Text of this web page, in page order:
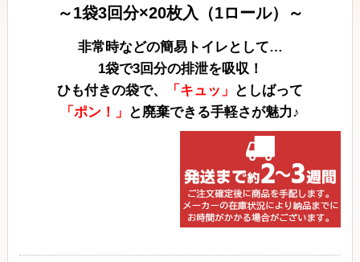
～1袋3回分×20枚入（1ロール）～
非常時などの簡易トイレとして…
1袋で3回分の排泄を吸収！
ひも付きの袋で、
「キュッ」
としばって
「ポン！」
と廃棄できる手軽さが魅力♪